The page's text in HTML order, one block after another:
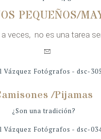
PEQUEÑOS/
veces, no es una tarea
/Pijamas
¿Son una tradición?